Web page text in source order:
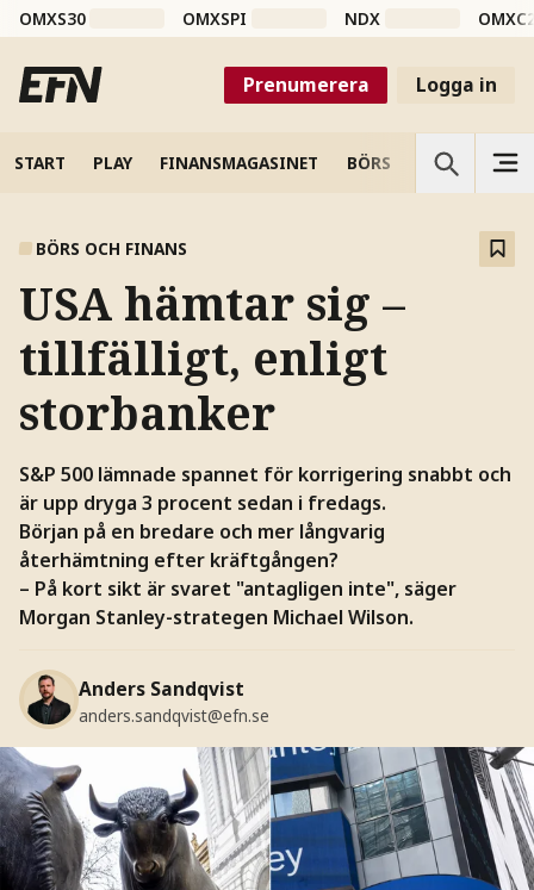
OMXS30 OMXSPI NDX
Prenumerera Logga in
START PLAY FINANSMAGASINET BÖRS VETENSKAP
BÖRS OCH FINANS
USA hämtar sig –
tillfälligt, enligt
storbanker
S&P 500 lämnade spannet för korrigering snabbt och
är upp dryga 3 procent sedan i fredags.
Början på en bredare och mer långvarig
återhämtning efter kräftgången?
– På kort sikt är svaret "antagligen inte", säger
Morgan Stanley-strategen Michael Wilson.
Anders Sandqvist
anders.sandqvist@efn.se